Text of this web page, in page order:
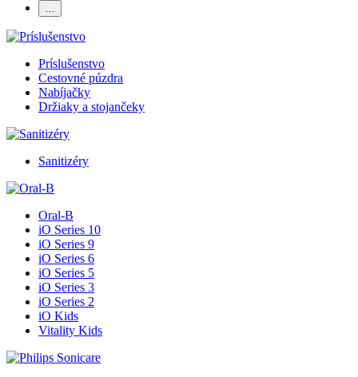
…
Príslušenstvo
Cestovné púzdra
Nabíjačky
Držiaky a stojančeky
Sanitizéry
Oral-B
iO Series 10
iO Series 9
iO Series 6
iO Series 5
iO Series 3
iO Series 2
iO Kids
Vitality Kids